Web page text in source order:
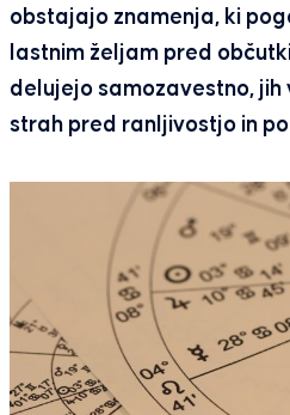
obstajajo znamenja, ki
lastnim željam pred
delujejo samozavestno,
strah pred ranljivostjo in